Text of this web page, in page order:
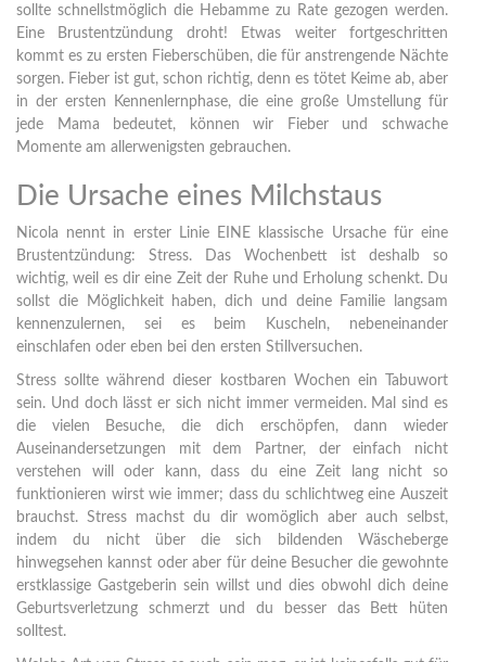
sollte schnellstmöglich die Hebamme zu Rate gezogen werden.
Eine Brustentzündung droht! Etwas weiter fortgeschritten
kommt es zu ersten Fieberschüben, die für anstrengende Nächte
sorgen. Fieber ist gut, schon richtig, denn es tötet Keime ab, aber
in der ersten Kennenlernphase, die eine große Umstellung für
jede Mama bedeutet, können wir Fieber und schwache
Momente am allerwenigsten gebrauchen.
Die Ursache eines Milchstaus
Nicola nennt in erster Linie EINE klassische Ursache für eine
Brustentzündung: Stress. Das Wochenbett ist deshalb so
wichtig, weil es dir eine Zeit der Ruhe und Erholung schenkt. Du
sollst die Möglichkeit haben, dich und deine Familie langsam
kennenzulernen, sei es beim Kuscheln, nebeneinander
einschlafen oder eben bei den ersten Stillversuchen.
Stress sollte während dieser kostbaren Wochen ein Tabuwort
sein. Und doch lässt er sich nicht immer vermeiden. Mal sind es
die vielen Besuche, die dich erschöpfen, dann wieder
Auseinandersetzungen mit dem Partner, der einfach nicht
verstehen will oder kann, dass du eine Zeit lang nicht so
funktionieren wirst wie immer; dass du schlichtweg eine Auszeit
brauchst. Stress machst du dir womöglich aber auch selbst,
indem du nicht über die sich bildenden Wäscheberge
hinwegsehen kannst oder aber für deine Besucher die gewohnte
erstklassige Gastgeberin sein willst und dies obwohl dich deine
Geburtsverletzung schmerzt und du besser das Bett hüten
solltest.